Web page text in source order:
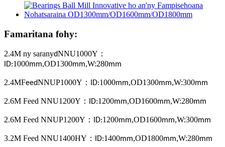
Famaritana fohy:
2.4M ny saranydNNU1000Y ：
ID:1000mm,OD1300mm,W:280mm
2.4MFeedNNUP1000Y ： ID:1000mm,OD1300mm,W:300mm
2.6M Feed NNU1200Y ： ID:1200mm,OD1600mm,W:280mm
2.6M Feed NNUP1200Y ： ID:1200mm,OD1600mm,W:300mm
3.2M Feed NNU1400HY ： ID:1400mm,OD1800mm,W:280mm